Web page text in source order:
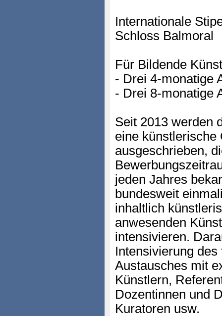
Internationale
Schloss Balmoral
Für Bildende
- Drei 4-monatige
- Drei 8-monatige
Seit 2013 werden
eine künstlerische
ausgeschrieben,
jeden Jahres
bundesweit
inhaltlich
anwesenden
intensivieren.
Intensivierung
Austausches mit
Künstlern,
Dozentinnen und
Kuratoren usw.